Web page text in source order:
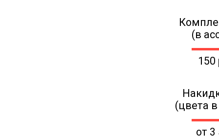
(в
(цвета
от 3